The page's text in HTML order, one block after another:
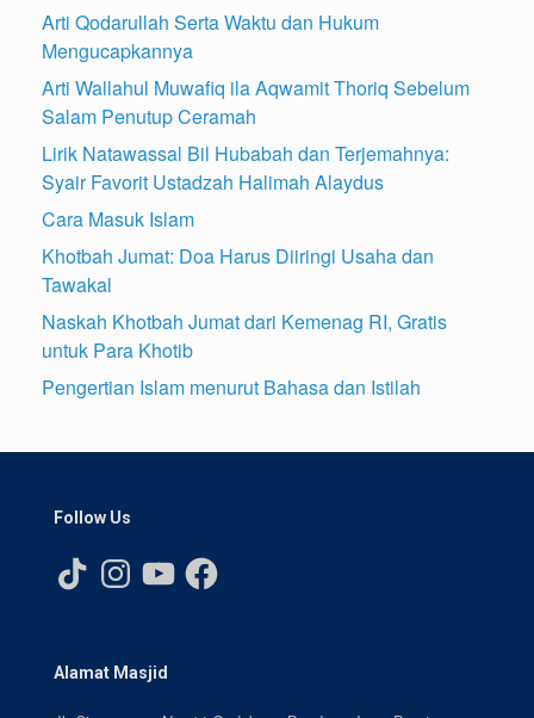
Arti Qodarullah Serta Waktu dan Hukum
Mengucapkannya
Arti Wallahul Muwafiq ila Aqwamit Thoriq Sebelum
Salam Penutup Ceramah
Lirik Natawassal Bil Hubabah dan Terjemahnya:
Syair Favorit Ustadzah Halimah Alaydus
Cara Masuk Islam
Khotbah Jumat: Doa Harus Diiringi Usaha dan
Tawakal
Naskah Khotbah Jumat dari Kemenag RI, Gratis
untuk Para Khotib
Pengertian Islam menurut Bahasa dan Istilah
Follow Us
TikTok InstagramYouTubeFacebook
Alamat Masjid